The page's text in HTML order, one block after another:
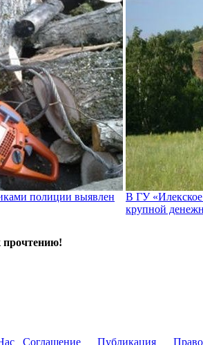
полиции выявлен
В ГУ
крупной
прочтению!
Соглашение Публикация